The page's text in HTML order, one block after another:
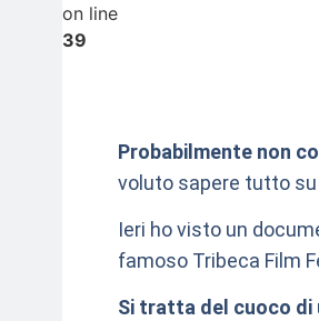
on line
39
Probabilmente non
voluto sapere tutto
Ieri ho visto un
famoso Tribeca Film
Si tratta del cuoco